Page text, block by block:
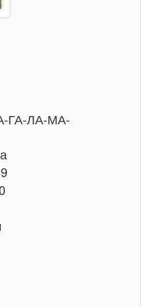
ГА-ЛА-МА-